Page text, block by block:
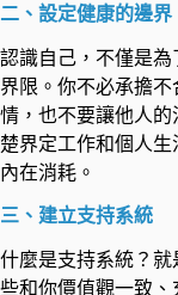
二、設定健康的邊界 ​
認識自己，不僅是
界限。你不必承擔
情，也不要讓他人
楚界定工作和個人
內在消耗。 ​
三、建立支持系統 ​
什麼是支持系統？
些和你價值觀一致